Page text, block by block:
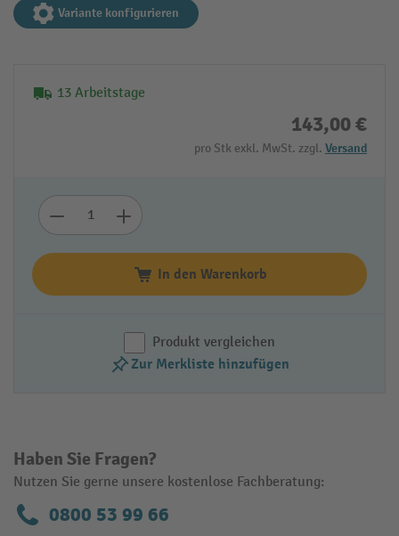
Variante konfigurieren
13 Arbeitstage
143,00 €
pro Stk exkl. MwSt. zzgl. Versand
In den Warenkorb
Produkt vergleichen
Zur Merkliste hinzufügen
Haben Sie Fragen?
Nutzen Sie gerne unsere kostenlose Fachberatung:
0800 53 99 66